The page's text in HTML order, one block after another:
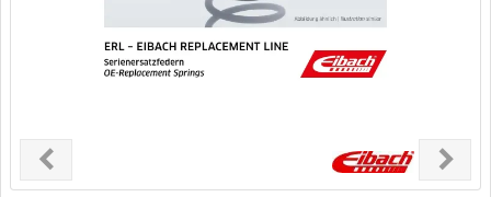
chevron_leftPrevious chevron_right
Next